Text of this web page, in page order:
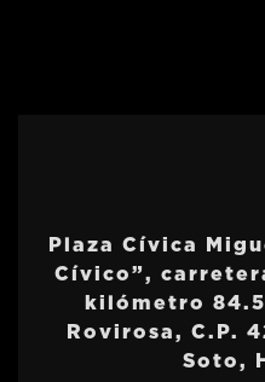
Plaza Cívica
Cívico”,
kilómetro
Rovirosa, C.P.
Soto,